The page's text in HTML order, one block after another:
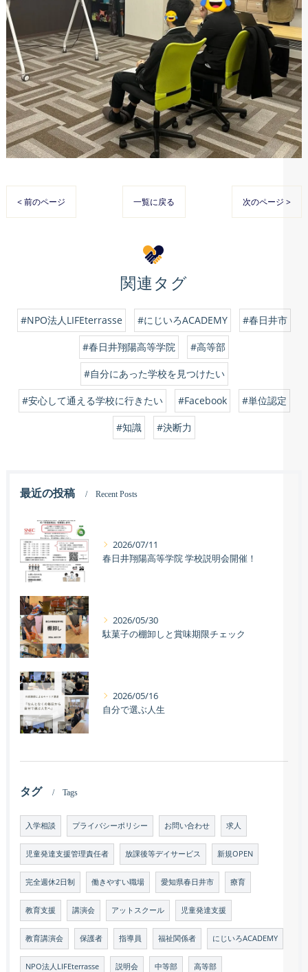
< 前のページ 一覧に戻る 次のページ >
関連タグ
#NPO法人LIFEterrasse #にじいろACADEMY #春日井市
#春日井翔陽高等学院 #高等部
#自分にあった学校を見つけたい
#安心して通える学校に行きたい #Facebook #単位認定
#知識 #決断力
最近の投稿 Recent Posts
2026/07/11
春日井翔陽高等学院 学校説明会開催！
2026/05/30
駄菓子の棚卸しと賞味期限チェック
2026/05/16
自分で選ぶ人生
タグ Tags
入学相談 プライバシーポリシー お問い合わせ 求人
児童発達支援管理責任者 放課後等デイサービス 新規OPEN
完全週休2日制 働きやすい職場 愛知県春日井市 療育
教育支援 講演会 アットスクール 児童発達支援
教育講演会 保護者 指導員 福祉関係者 にじいろACADEMY
NPO法人LIFEterrasse 説明会 中等部 高等部